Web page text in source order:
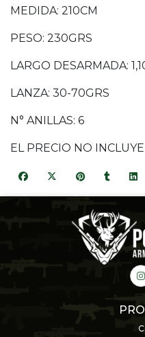
MEDIDA: 210CM
PESO: 230GRS
LARGO DESARMADA:
LANZA: 30-70GRS
N° ANILLAS: 6
EL PRECIO NO